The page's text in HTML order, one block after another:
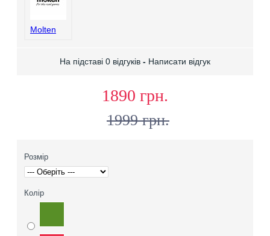
Molten
На підставі 0 відгуків - Написати відгук
1890 грн.
1999 грн.
Розмір
Колір